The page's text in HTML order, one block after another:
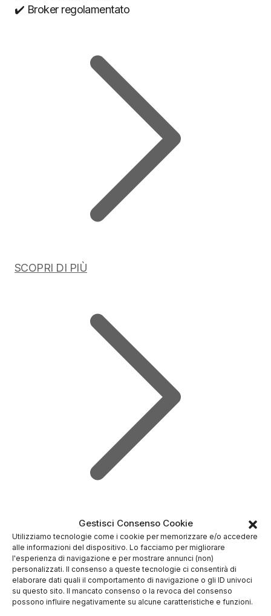
Gestisci Consenso Cookie
Utilizziamo tecnologie come i cookie per memorizzare e/o accedere
alle informazioni del dispositivo. Lo facciamo per migliorare
l'esperienza di navigazione e per mostrare annunci (non)
personalizzati. Il consenso a queste tecnologie ci consentirà di
elaborare dati quali il comportamento di navigazione o gli ID univoci
su questo sito. Il mancato consenso o la revoca del consenso
possono influire negativamente su alcune caratteristiche e funzioni.
✔️ Broker regolamentato
SCOPRI DI PIÙ
✓ N.1 in Italia
✓ Regime Fiscale Amministrato
✓ Buono Amazon fino a 15.000€
* Avviso di rischio *